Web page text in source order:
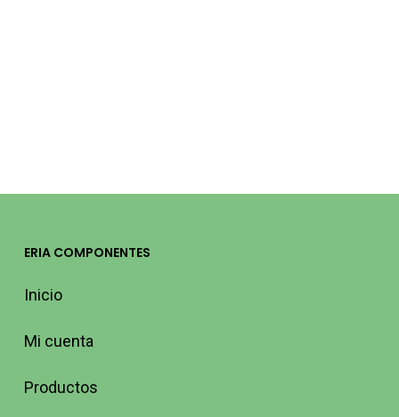
ERIA COMPONENTES
Inicio
Mi cuenta
Productos